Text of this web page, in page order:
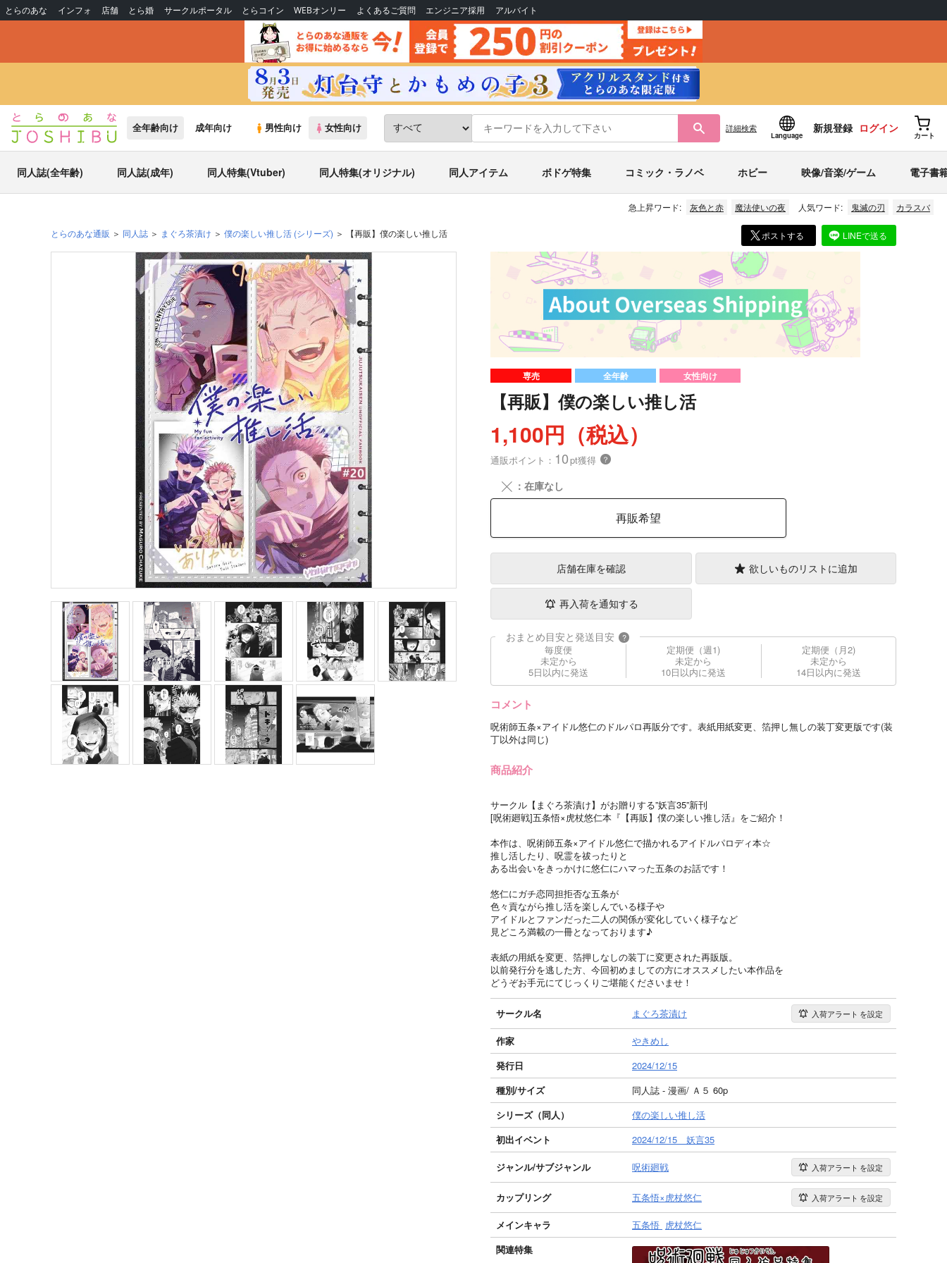
とらのあな インフォ 店舗 とら婚 サークルポータル とらコイン WEBオンリー よくあるご質問 エンジニア採用 アルバイト
全年齢向け 成年向け 男性向け 女性向け 詳細検索
Language
新規登録 ログイン
カート
同人誌(全年齢) 同人誌(成年) 同人特集(Vtuber) 同人特集(オリジナル) 同人アイテム ボドゲ特集 コミック・ラノベ ホビー 映像/音楽/ゲーム 電子書
急上昇ワード: 灰色と赤 魔法使いの夜 人気ワード: 鬼滅の刃 カラスバ
とらのあな通販 同人誌 まぐろ茶漬け 僕の楽しい推し活 (シリーズ) 【再販】僕の楽しい推し活 ポストする LINEで送る
専売 全年齢 女性向け
【再販】僕の楽しい推し活
1,100円（税込）
通販ポイント： 10pt獲得 ？
╳ ：在庫なし
再販希望
店舗在庫を確認 欲しいものリストに追加
再入荷を通知する
おまとめ目安と発送目安 ?
毎度便
未定から
5日以内に発送
定期便（週1)
未定から
10日以内に発送
定期便（月2)
未定から
14日以内に発送
コメント
呪術師五条×アイドル悠仁のドルパロ再販分です。表紙用紙変更、箔押し無しの装丁変更版です(装
丁以外は同じ)
商品紹介
サークル【まぐろ茶漬け】がお贈りする”妖言35”新刊
[呪術廻戦]五条悟×虎杖悠仁本『【再販】僕の楽しい推し活』をご紹介！
本作は、呪術師五条×アイドル悠仁で描かれるアイドルパロディ本☆
推し活したり、呪霊を祓ったりと
ある出会いをきっかけに悠仁にハマった五条のお話です！
悠仁にガチ恋同担拒否な五条が
色々貢ながら推し活を楽しんでいる様子や
アイドルとファンだった二人の関係が変化していく様子など
見どころ満載の一冊となっております♪
表紙の用紙を変更、箔押しなしの装丁に変更された再販版。
以前発行分を逃した方、今回初めましての方にオススメしたい本作品を
どうぞお手元にてじっくりご堪能くださいませ！
サークル名 まぐろ茶漬け 入荷アラート を設定
作家
やきめし
発行日
2024/12/15
種別/サイズ
同人誌 - 漫画/ Ａ５ 60p
シリーズ（同人）
僕の楽しい推し活
初出イベント
2024/12/15 妖言35
ジャンル/サブジャンル 呪術廻戦 入荷アラート を設定
カップリング 五条悟×虎杖悠仁 入荷アラート を設定
メインキャラ 五条悟 虎杖悠仁
関連特集